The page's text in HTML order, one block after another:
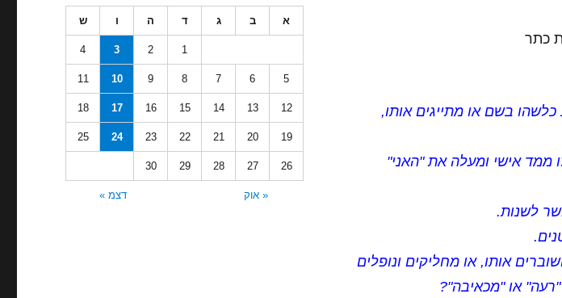
כתר
בשם או מתייגים אותו,
ממד אישי ומעלה את "האני"
לשנות.
אותו, או מחליקים ונופלים
או "מכאיבה"?
א ב ג ד ה ו ש
1
2
3
4
5
6
7
8
9
10
11
12
13
14
15
16
17
18
19
20
21
22
23
24
25
26
27
28
29
30
« אוק דצמ »